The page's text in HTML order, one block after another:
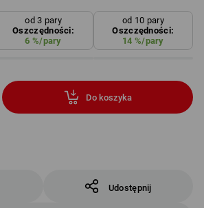
od 3 pary
Oszczędności:
6 %/pary
od 10 pary
Oszczędności:
14 %/pary
Do koszyka
Udostępnij